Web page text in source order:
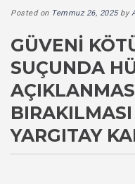
Posted on Temmuz 26, 2025by
GÜVENI
SUÇUNDA
YARGITAY